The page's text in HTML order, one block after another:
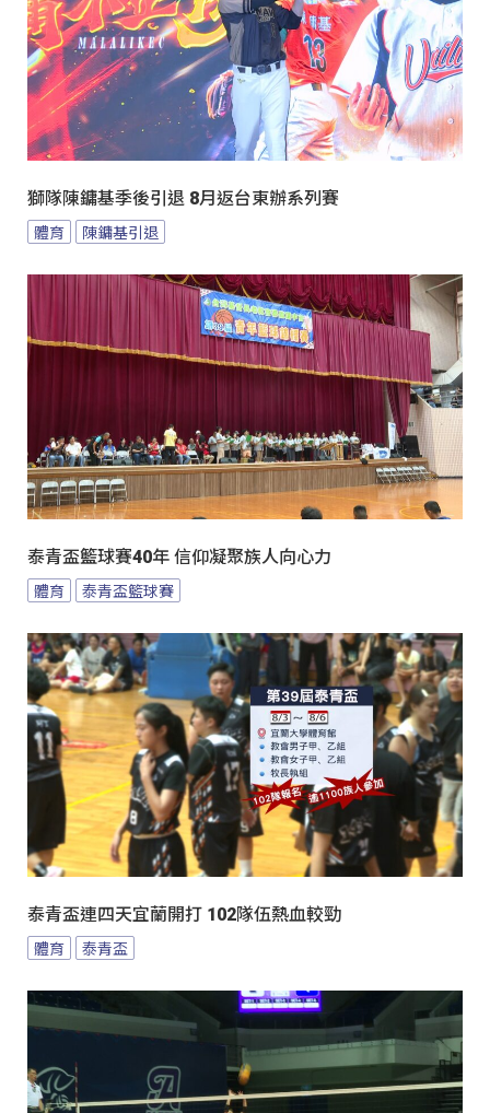
獅隊陳鏞基季後引退 8月返台東辦系列賽
體育 陳鏞基引退
泰青盃籃球賽40年 信仰凝聚族人向心力
體育 泰青盃籃球賽
泰青盃連四天宜蘭開打 102隊伍熱血較勁
體育 泰青盃